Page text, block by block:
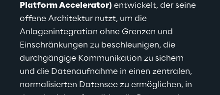
Platform Accelerator) entwickelt, der seine
offene Architektur nutzt, um die
Anlagenintegration ohne Grenzen und
Einschränkungen zu beschleunigen, die
durchgängige Kommunikation zu sichern
und die Datenaufnahme in einen zentralen,
normalisierten Datensee zu ermöglichen, in